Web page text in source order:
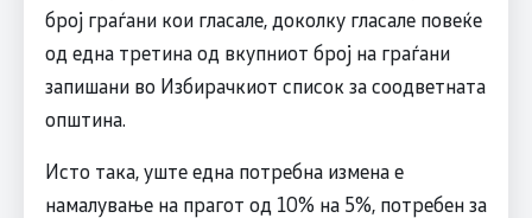
број граѓани кои гласале, доколку гласале повеќе
од една третина од вкупниот број на граѓани
запишани во Избирачкиот список за соодветната
општина.
Исто така, уште една потребна измена е
намалување на прагот од 10% на 5%, потребен за